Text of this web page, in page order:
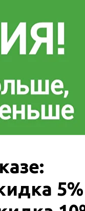
всех
мм и
5%